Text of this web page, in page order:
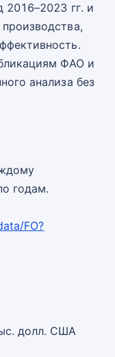
2016–2023 гг. и
ФАО и
анализа без
годам.
FO?
долл. США